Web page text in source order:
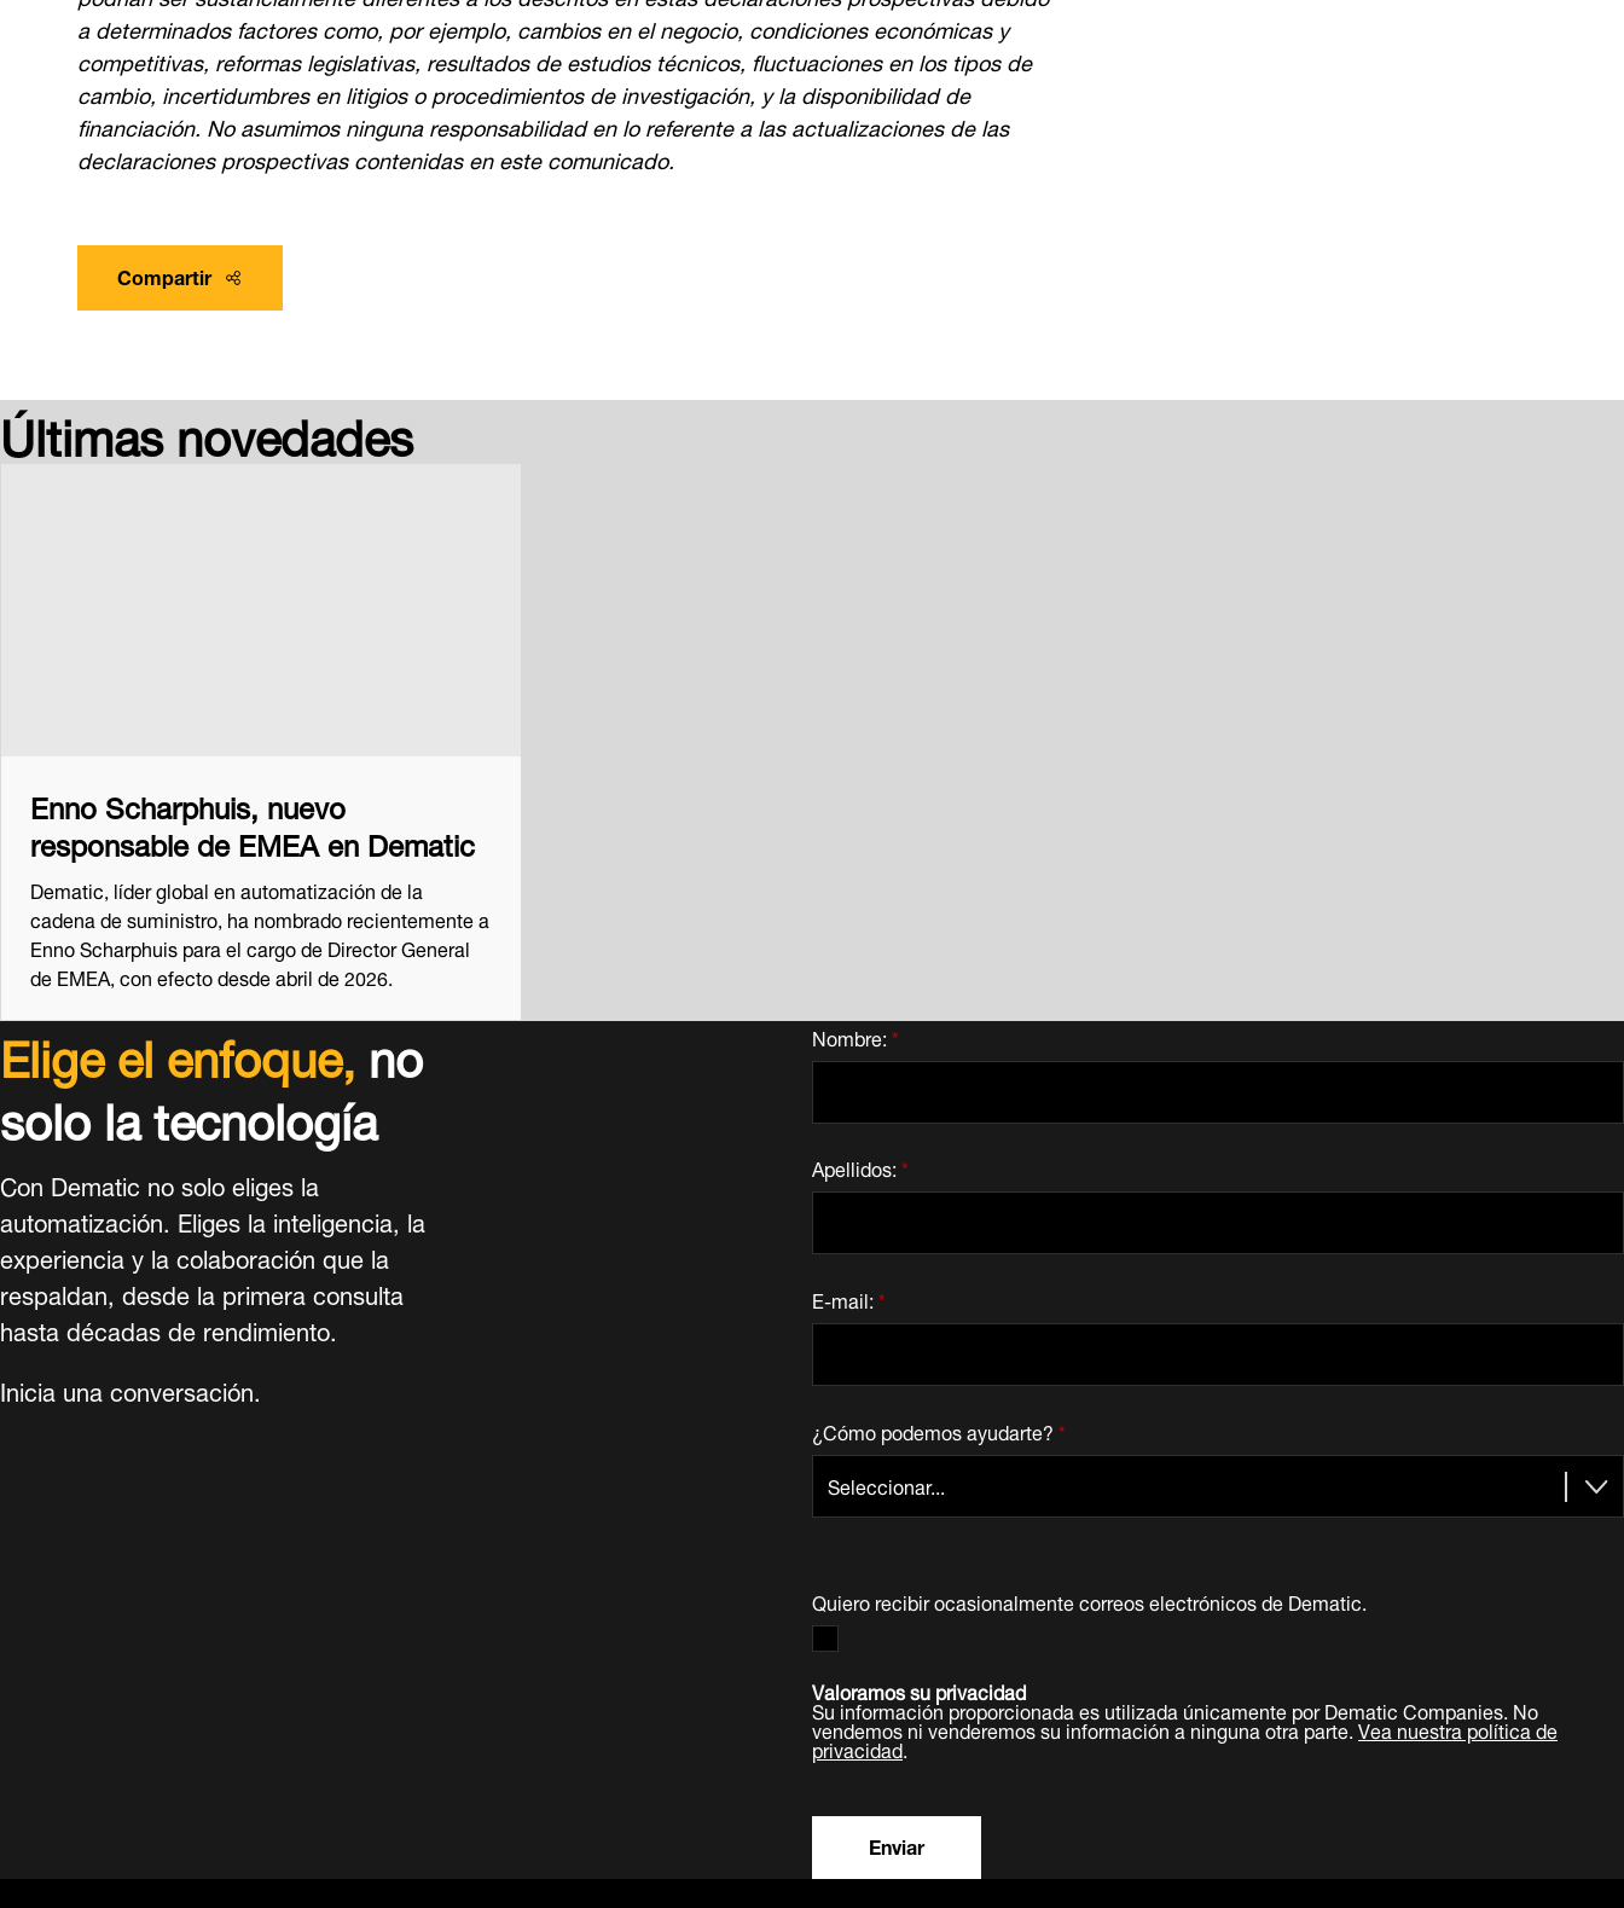
a determinados factores como, por ejemplo, cambios en el negocio, condiciones económicas y
competitivas, reformas legislativas, resultados de estudios técnicos, fluctuaciones en los tipos de
cambio, incertidumbres en litigios o procedimientos de investigación, y la disponibilidad de
financiación. No asumimos ninguna responsabilidad en lo referente a las actualizaciones de las
declaraciones prospectivas contenidas en este comunicado.
Compartir
Últimas novedades
Enno Scharphuis, nuevo
responsable de EMEA en Dematic
Dematic, líder global en automatización de la
cadena de suministro, ha nombrado recientemente a
Enno Scharphuis para el cargo de Director General
de EMEA, con efecto desde abril de 2026.
Elige el enfoque,no
solo la tecnología
Con Dematic no solo eliges la
automatización. Eliges la inteligencia, la
experiencia y la colaboración que la
respaldan, desde la primera consulta
hasta décadas de rendimiento.
Inicia una conversación.
*
Nombre:
*
Apellidos:
*
E-mail:
*
¿Cómo podemos ayudarte?
Quiero recibir ocasionalmente correos electrónicos de Dematic.
Valoramos su privacidad
Su información proporcionada es utilizada únicamente por Dematic Companies. No
vendemos ni venderemos su información a ninguna otra parte.Vea nuestra política de
privacidad.
Enviar